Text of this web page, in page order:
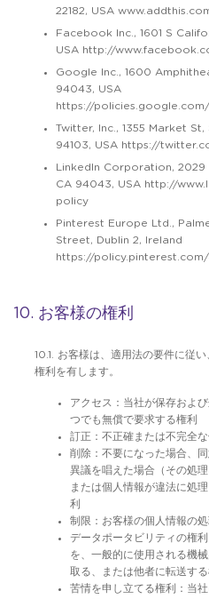
22182, USA
Facebook Inc., 1601 S
USA http://
Google Inc., 1600
94043, USA
https://
Twitter, Inc., 1355 Market
94103, USA https://
LinkedIn Corporation, 2029
CA 94043, USA http://
policy
Pinterest Europe Ltd.,
Street, Dublin 2, Ireland
https://
10. お客様の権利
10.1. お客様は、適用法の要件に従
権利を有します。
アクセス：当社が保存およ
つでも無償で要求する権利
訂正：不正確または不完全
削除：不要になった場合、
異議を唱えた場合（その処
または個人情報が違法に処
利
制限：お客様の個人情報の
データポータビリティの権
を、一般的に使用される機
取る、または他者に転送する
苦情を申し立てる権利：当